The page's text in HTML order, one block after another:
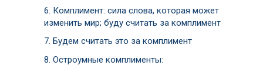
6. Комплимент: сила слова, которая может
изменить мир; буду считать за комплимент
7. Будем считать это за комплимент
8. Остроумные комплименты: